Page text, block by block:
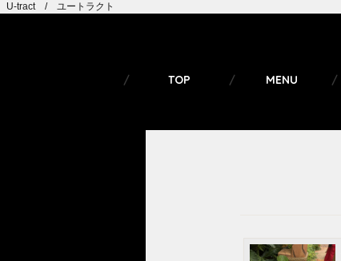
U-tract / ユートラクト
TOP MENU